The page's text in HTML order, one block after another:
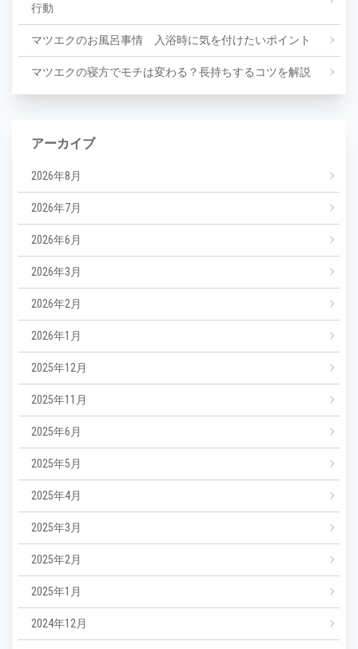
行動
マツエクのお風呂事情 入浴時に気を付けたいポイント
マツエクの寝方でモチは変わる？長持ちするコツを解説
アーカイブ
2026年8月
2026年7月
2026年6月
2026年3月
2026年2月
2026年1月
2025年12月
2025年11月
2025年6月
2025年5月
2025年4月
2025年3月
2025年2月
2025年1月
2024年12月